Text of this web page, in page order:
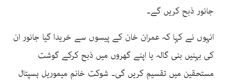
جانور ذبح کریں گے۔
انہوں نے کہا کہ عمران خان کے پیسوں سے خریدا گیا جانور ان
کی بہنیں بنی گالہ یا اپنے گھروں میں ذبح کرکے گوشت
مستحقین میں تقسیم کریں گی۔ شوکت خانم میموریل ہسپتال